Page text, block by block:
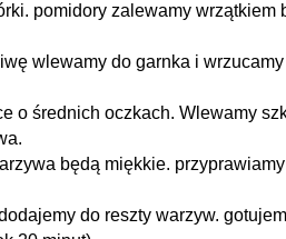
pomidory zalewamy wrzątkiem
wlewamy do garnka i
o średnich oczkach. Wlewamy
będą miękkie.
do reszty warzyw.